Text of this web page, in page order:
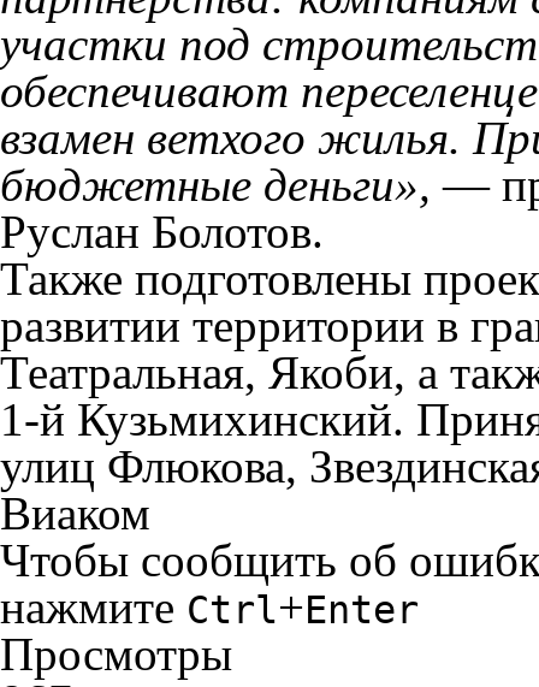
участки под
обеспечивают
взамен ветхого жилья.
бюджетные деньги»,—
Руслан Болотов.
Также подготовлены
развитии территории в
Театральная, Якоби, а
1-й Кузьмихинский.
улиц Флюкова,
Виаком
Чтобы сообщить об
нажмите Ctrl+Enter
Просмотры